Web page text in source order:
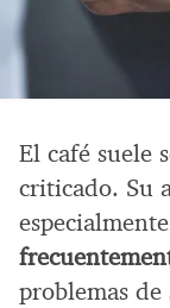
El café suele
criticado. Su
problemas de